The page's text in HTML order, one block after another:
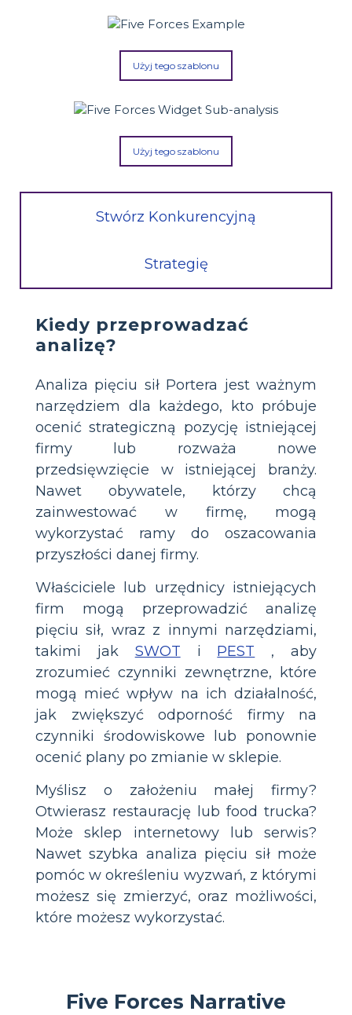
Użyj tego szablonu
Użyj tego szablonu
Stwórz Konkurencyjną
Strategię
Kiedy przeprowadzać
analizę?
Analiza pięciu sił Portera jest ważnym
narzędziem dla każdego, kto próbuje
ocenić strategiczną pozycję istniejącej
firmy lub rozważa nowe
przedsięwzięcie w istniejącej branży.
Nawet obywatele, którzy chcą
zainwestować w firmę, mogą
wykorzystać ramy do oszacowania
przyszłości danej firmy.
Właściciele lub urzędnicy istniejących
firm mogą przeprowadzić analizę
pięciu sił, wraz z innymi narzędziami,
takimi jak SWOT i PEST , aby
zrozumieć czynniki zewnętrzne, które
mogą mieć wpływ na ich działalność,
jak zwiększyć odporność firmy na
czynniki środowiskowe lub ponownie
ocenić plany po zmianie w sklepie.
Myślisz o założeniu małej firmy?
Otwierasz restaurację lub food trucka?
Może sklep internetowy lub serwis?
Nawet szybka analiza pięciu sił może
pomóc w określeniu wyzwań, z którymi
możesz się zmierzyć, oraz możliwości,
które możesz wykorzystać.
Five Forces Narrative